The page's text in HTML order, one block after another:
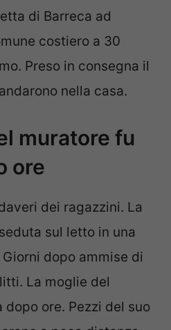
di Barreca ad
costiero a 30
Preso in consegna il
nella casa.
muratore fu
ore
dei ragazzini. La
sul letto in una
dopo ammise di
La moglie del
ore. Pezzi del suo